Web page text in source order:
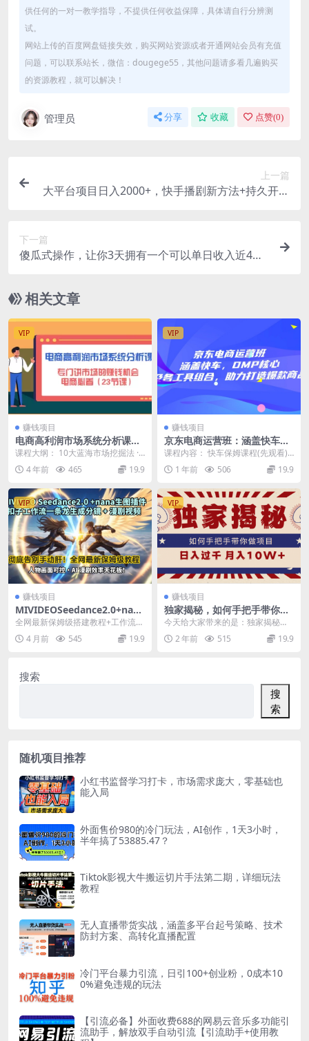
供任何的一对一教学指导，不提供任何收益保障，具体请自行分辨测
试。
网站上传的百度网盘链接失效，购买网站资源或者开通网站会员有充值
问题，可以联系站长，微信：dougege55，其他问题请多看几遍购买
的资源教程，就可以解决！
管理员 分享 收藏 点赞(0)
上一篇
大平台项目日入2000+，快手播剧新方法+持久开播
下一篇
傻瓜式操作，让你3天拥有一个可以单日收入近4位
相关文章
VIP
赚钱项目
电商高利润市场系统分析课：
专门讲市场的赚钱机会，电商
课程大纲： 10大蓝海市场挖掘法 ·
第1讲：赚钱之道 ·第2讲：赚钱之理
·第3...4 年前 465 19.9
VIP
赚钱项目
京东电商运营班：涵盖快车，
DMP核心及各工具组合，助力
课程内容： 快车保姆课程(先观看)
DMP核心课 各工具讲解及组合打法
测图测款...
1 年前 506 19.9
VIP
赚钱项目
MIVIDEOSeedance2.0+nana
生图插件扣子工作流一条龙生
成分镜+漫剧视频工作流教学
拆解教程
全网最新保姆级搭建教程+工作流源
码AI学习者必看工作流，AI帮你降
本增效，用AI...
4 月前 545 19.9
VIP
赚钱项目
独家揭秘，如何手把手带你做
项目，日入上千，月入10W+
今天给大家带来的是：独家揭秘，
手把手带你做项目，日入上千，月
入10W+，用你的思...
2 年前 515 19.9
搜索
搜
索
随机项目推荐
小红书监督学习打卡，市场需求庞大，零基础也
能入局
外面售价980的冷门玩法，AI创作，1天3小时，
半年搞了53885.47？
Tiktok影视大牛搬运切片手法第二期，详细玩法
教程
无人直播带货实战，涵盖多平台起号策略、技术
防封方案、高转化直播配置
冷门平台暴力引流，日引100+创业粉，0成本10
0%避免违规的玩法
【引流必备】外面收费688的网易云音乐多功能引
流助手，解放双手自动引流【引流助手+使用教